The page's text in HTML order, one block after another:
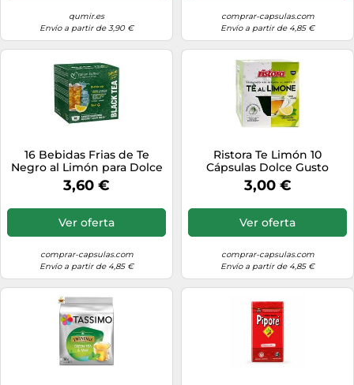
qumir.es
Envío a partir de 3,90 €
comprar-capsulas.com
Envío a partir de 4,85 €
16 Bebidas Frias de Te
Negro al Limón para Dolce
Gusto
3,60 €
Ver oferta
comprar-capsulas.com
Envío a partir de 4,85 €
Ristora Te Limón 10
Cápsulas Dolce Gusto
3,00 €
Ver oferta
comprar-capsulas.com
Envío a partir de 4,85 €